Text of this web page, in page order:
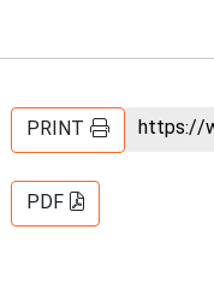
PRINT
PDF